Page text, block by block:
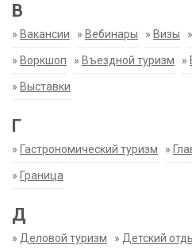
В
» Вакансии » Вебинары » Визы »
» Воркшоп » Въездной туризм »
» Выставки
Г
» Гастрономический туризм »
» Граница
Д
» Деловой туризм » Детский